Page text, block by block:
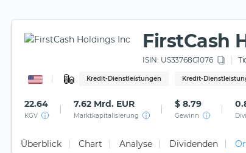
FirstCash
ISIN: US33768G1076
Kredit-Dienstleistungen Kredit-
22.64
KGV
7.62 Mrd. EUR
Marktkapitalisierung
$ 8.79
Gewinn
Überblick Chart Analyse Dividenden